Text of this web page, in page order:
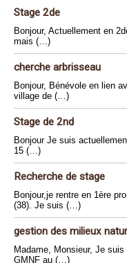
Stage 2de
Bonjour, Actuellement en
mais (…)
cherche arbrisseau
Bonjour, Bénévole en lien
village de (…)
Stage de 2nd
Bonjour Je suis
15 (…)
Recherche de stage
Bonjour,je rentre en 1ère
(38). Je suis (…)
gestion des milieux
Madame, Monsieur, Je
GMNF au (…)